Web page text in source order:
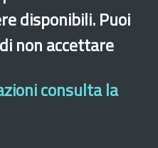
disponibili. Puoi
non accettare
consulta la